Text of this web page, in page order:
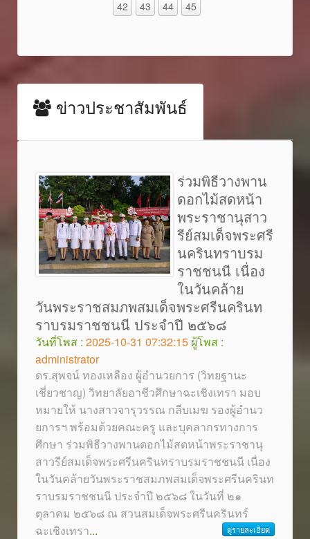
42
43 44 45
ข่าวประชาสัมพันธ์
ร่วมพิธีวางพาน
ดอกไม้สดหน้า
พระราชานุสาว
รีย์สมเด็จพระศรี
นครินทราบรม
ราชชนนี เนื่อง
ในวันคล้าย
วันพระราชสมภพสมเด็จพระศรีนครินท
ราบรมราชชนนี ประจำปี ๒๕๖๘
วันที่โพส : 2025-10-31 07:32:15 ผู้โพส :
administrator
ดร.สุพจน์ ทองเหลือง ผู้อำนวยการ (วิทยฐานะ
เชี่ยวชาญ) วิทยาลัยอาชีวศึกษาฉะเชิงเทรา มอบ
หมายให้ นางสาวจารุวรรณ กลีบเมฆ รองผู้อำนว
ยการฯ พร้อมด้วยคณะครู และบุคลากรทางการ
ศึกษา ร่วมพิธีวางพานดอกไม้สดหน้าพระราชานุ
สาวรีย์สมเด็จพระศรีนครินทราบรมราชชนนี เนื่อง
ในวันคล้ายวันพระราชสมภพสมเด็จพระศรีนครินท
ราบรมราชชนนี ประจำปี ๒๕๖๘ ในวันที่ ๒๑
ตุลาคม ๒๕๖๘ ณ สวนสมเด็จพระศรีนครินทร์
ฉะเชิงเทรา... ดูรายละเอียด